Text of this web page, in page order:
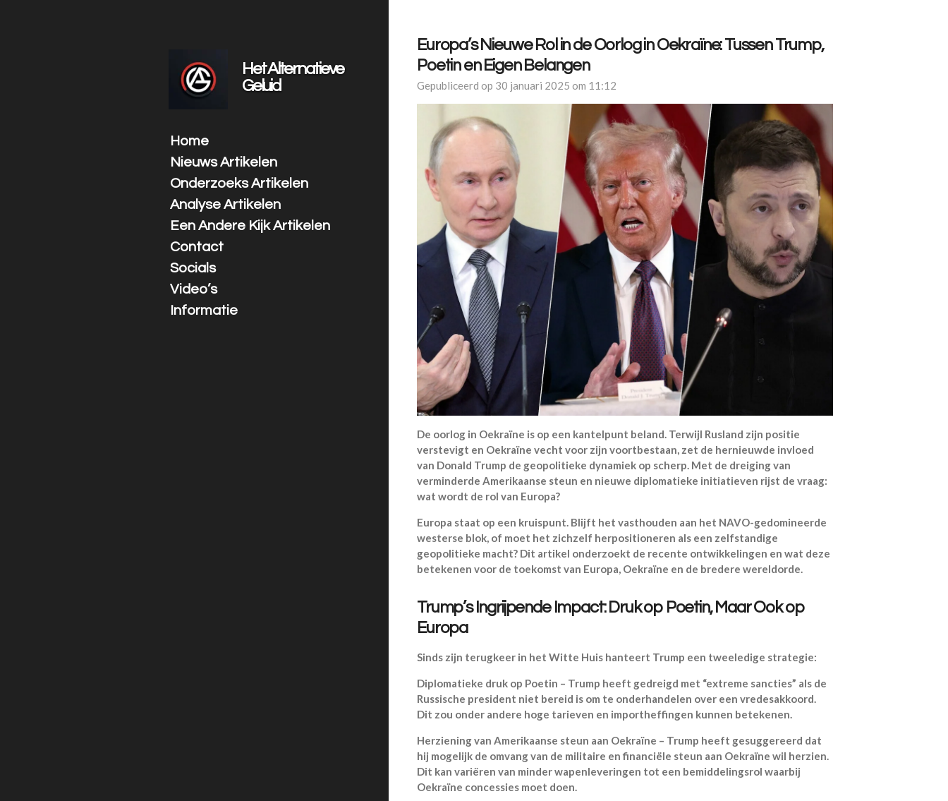
Europa’s Nieuwe Rol in de Oorlog in Oekraïne: Tussen Trump,
Poetin en Eigen Belangen
Gepubliceerd op 30 januari 2025 om 11:12
De oorlog in Oekraïne is op een kantelpunt beland. Terwijl Rusland zijn positie
verstevigt en Oekraïne vecht voor zijn voortbestaan, zet de hernieuwde invloed
van Donald Trump de geopolitieke dynamiek op scherp. Met de dreiging van
verminderde Amerikaanse steun en nieuwe diplomatieke initiatieven rijst de vraag:
wat wordt de rol van Europa?
Europa staat op een kruispunt. Blijft het vasthouden aan het NAVO-gedomineerde
westerse blok, of moet het zichzelf herpositioneren als een zelfstandige
geopolitieke macht? Dit artikel onderzoekt de recente ontwikkelingen en wat deze
betekenen voor de toekomst van Europa, Oekraïne en de bredere wereldorde.
Trump’s Ingrijpende Impact: Druk op Poetin, Maar Ook op
Europa
Sinds zijn terugkeer in het Witte Huis hanteert Trump een tweeledige strategie:
Diplomatieke druk op Poetin – Trump heeft gedreigd met “extreme sancties” als de
Russische president niet bereid is om te onderhandelen over een vredesakkoord.
Dit zou onder andere hoge tarieven en importheffingen kunnen betekenen.
Herziening van Amerikaanse steun aan Oekraïne – Trump heeft gesuggereerd dat
hij mogelijk de omvang van de militaire en financiële steun aan Oekraïne wil herzien.
Dit kan variëren van minder wapenleveringen tot een bemiddelingsrol waarbij
Oekraïne concessies moet doen.
Het Alternatieve
Geluid
Home
Nieuws Artikelen
Onderzoeks Artikelen
Analyse Artikelen
Een Andere Kijk Artikelen
Contact
Socials
Video’s
Informatie